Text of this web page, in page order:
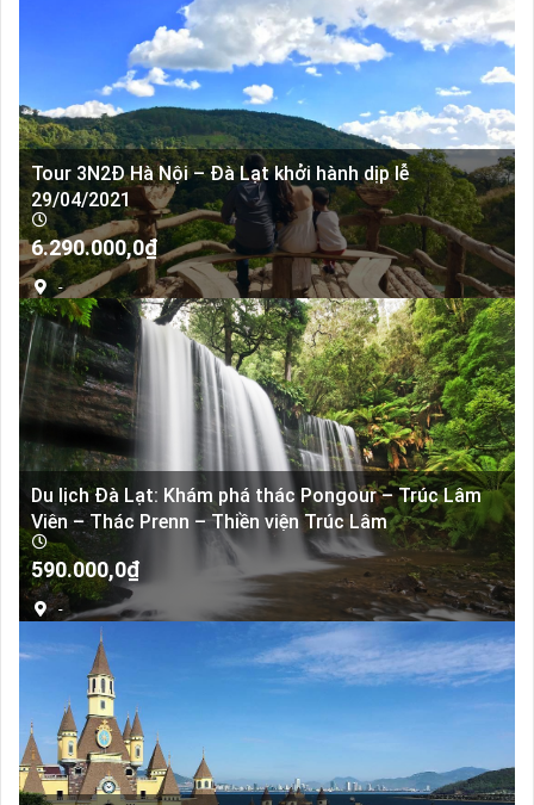
Tour 3N2Đ Hà Nội – Đà Lạt khởi hành dịp lễ
29/04/2021
6.290.000,0₫
-
Du lịch Đà Lạt: Khám phá thác Pongour – Trúc Lâm
Viên – Thác Prenn – Thiền viện Trúc Lâm
590.000,0₫
-